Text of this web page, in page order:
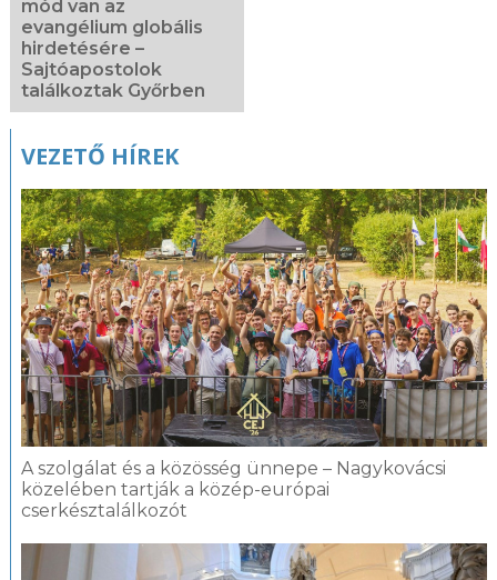
mód van az
evangélium globális
hirdetésére –
Sajtóapostolok
találkoztak Győrben
VEZETŐ HÍREK
A szolgálat és a közösség ünnepe – Nagykovácsi
közelében tartják a közép-európai
cserkésztalálkozót